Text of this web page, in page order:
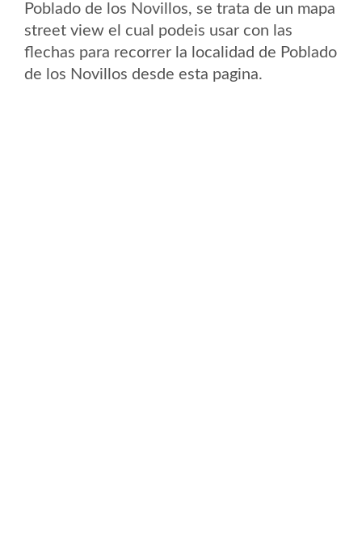
Poblado de los Novillos, se trata de un mapa
street view el cual podeis usar con las
flechas para recorrer la localidad de Poblado
de los Novillos desde esta pagina.